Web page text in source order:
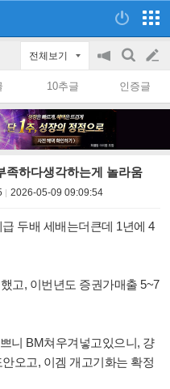
전체보기
공
on/off
검
색
글
쓰
10추글 인증글
족하다생각하는게 놀라움
2026-05-09 09:09:54
두배 세배는더큰데 1년에 4
고, 이번년도 증권가매출 5~7
니 BM쳐우겨넣고있으니, 걍
오고, 이겜 개고기화는 확정